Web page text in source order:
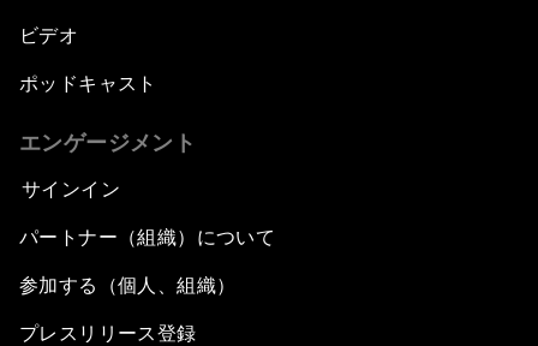
ビデオ
ポッドキャスト
エンゲージメント
サインイン
パートナー（組織）について
参加する（個人、組織）
プレスリリース登録